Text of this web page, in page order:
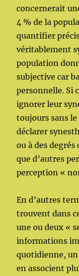
concernerait
4 % de la
quantifier
véritablement
population
subjective car
personnelle. Si
ignorer leur
toujours sans le
déclarer
ou à des
que d’autres
perception «
En d’autres
trouvent dans
une ou deux «
informations
quotidienne, un
en associent